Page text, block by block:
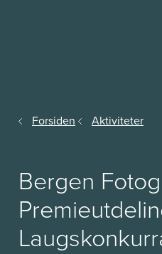
Forsiden Aktiviteter
Bergen